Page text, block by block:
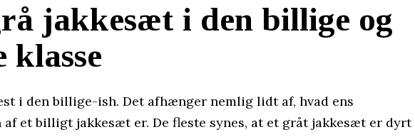
jakkesæt i den billige og
klasse
i den billige-ish. Det afhænger nemlig lidt af, hvad ens
et billigt jakkesæt er. De fleste synes, at et gråt jakkesæt er dyrt